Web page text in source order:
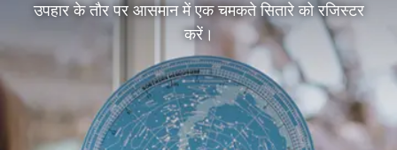
उपहार के तौर पर आसमान में एक चमकते सितारे को रजिस्टर
करें।